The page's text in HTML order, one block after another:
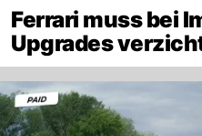
Ferrari muss bei
Upgrades